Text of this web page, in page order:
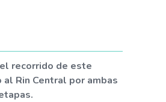
recorrido de este
Rin Central por ambas